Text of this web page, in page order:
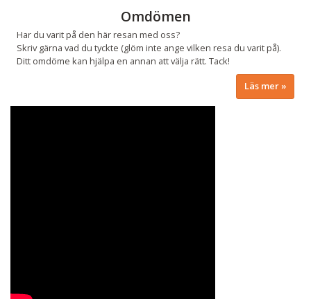
Omdömen
Har du varit på den här resan med oss?
Skriv gärna vad du tyckte (glöm inte ange vilken resa du varit på).
Ditt omdöme kan hjälpa en annan att välja rätt. Tack!
Läs mer